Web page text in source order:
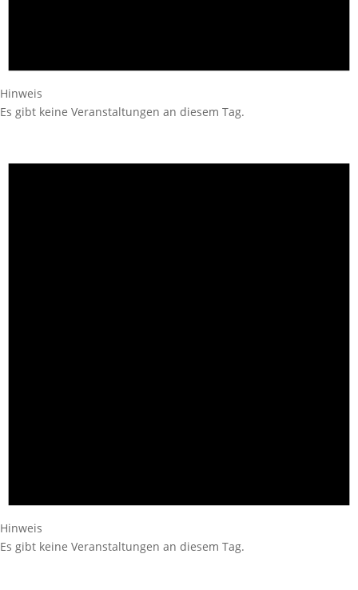
Hinweis
Es gibt keine Veranstaltungen an diesem Tag.
Hinweis
Es gibt keine Veranstaltungen an diesem Tag.